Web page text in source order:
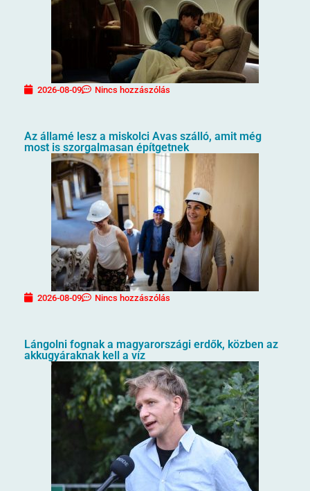
2026-08-09 Nincs hozzászólás
Az államé lesz a miskolci Avas szálló, amit még
most is szorgalmasan építgetnek
2026-08-09 Nincs hozzászólás
Lángolni fognak a magyarországi erdők, közben az
akkugyáraknak kell a víz